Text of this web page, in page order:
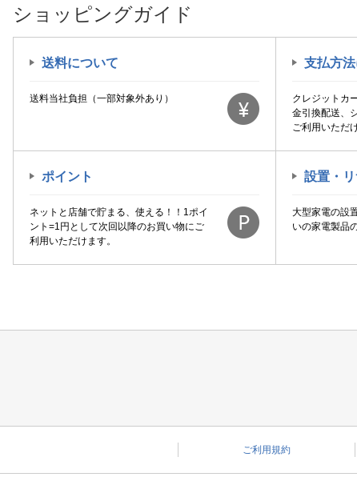
ショッピングガイド
送料について
送料当社負担（一部対象外あり）
支払方
クレジットカ
金引換配送、
ご利用いただ
ポイント
ネットと店舗で貯まる、使える！！1ポイ
ント=1円として次回以降のお買い物にご
利用いただけます。
設置・
大型家電の設
いの家電製品
ご利用規約